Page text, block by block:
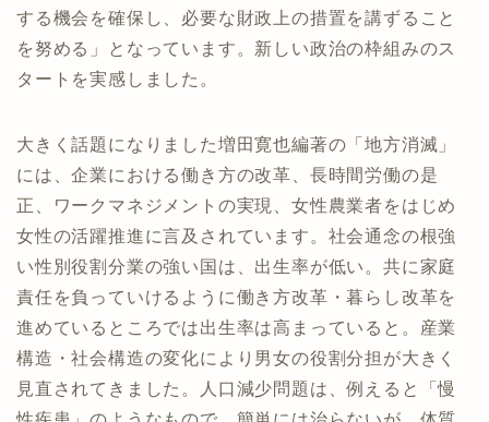
する機会を確保し、必要な財政上の措置を講ずること
を努める」となっています。新しい政治の枠組みのス
タートを実感しました。
大きく話題になりました増田寛也編著の「地方消滅」
には、企業における働き方の改革、長時間労働の是
正、ワークマネジメントの実現、女性農業者をはじめ
女性の活躍推進に言及されています。社会通念の根強
い性別役割分業の強い国は、出生率が低い。共に家庭
責任を負っていけるように働き方改革・暮らし改革を
進めているところでは出生率は高まっていると。産業
構造・社会構造の変化により男女の役割分担が大きく
見直されてきました。人口減少問題は、例えると「慢